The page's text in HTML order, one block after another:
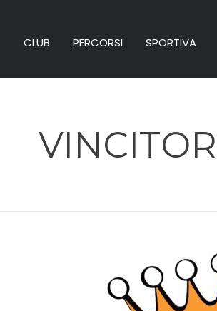
CLUB PERCORSI SPORTIVA